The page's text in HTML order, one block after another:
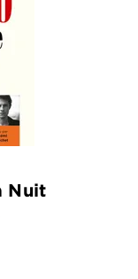
Nuit